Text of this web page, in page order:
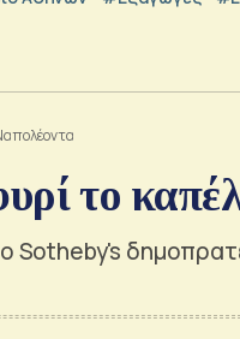
το
Sotheby's